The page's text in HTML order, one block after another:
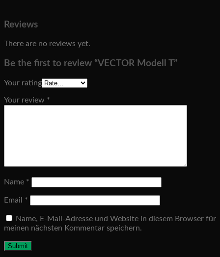
Reviews
There are no reviews yet.
Be the first to review “VECTOR Modell T”
Your rating
Your review *
Name *
Email *
Name, E-Mail-Adresse und Website in diesem Browser für
meinen nächsten Kommentar speichern.